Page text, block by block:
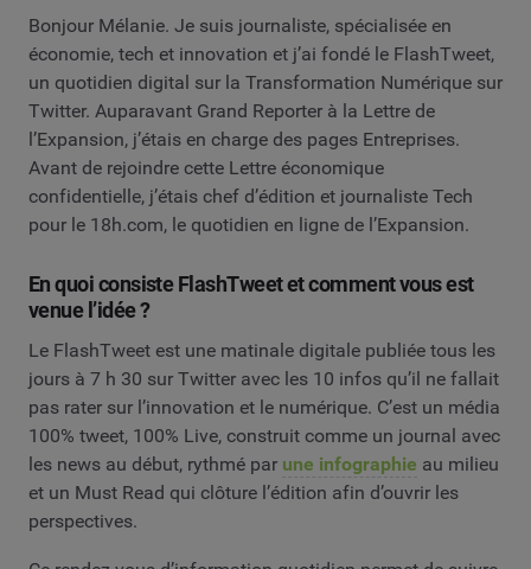
Bonjour Mélanie. Je suis journaliste, spécialisée en
économie, tech et innovation et j’ai fondé le FlashTweet,
un quotidien digital sur la Transformation Numérique sur
Twitter. Auparavant Grand Reporter à la Lettre de
l’Expansion, j’étais en charge des pages Entreprises.
Avant de rejoindre cette Lettre économique
confidentielle, j’étais chef d’édition et journaliste Tech
pour le 18h.com, le quotidien en ligne de l’Expansion.
En quoi consiste FlashTweet et comment vous est
venue l’idée ?
Le FlashTweet est une matinale digitale publiée tous les
jours à 7 h 30 sur Twitter avec les 10 infos qu’il ne fallait
pas rater sur l’innovation et le numérique. C’est un média
100% tweet, 100% Live, construit comme un journal avec
les news au début, rythmé par une infographie au milieu
et un Must Read qui clôture l’édition afin d’ouvrir les
perspectives.